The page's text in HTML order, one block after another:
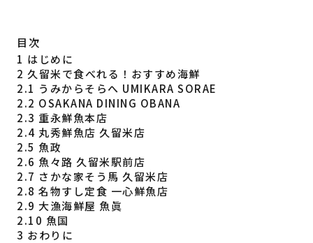
目次
1 はじめに
2 久留米で食べれる！おすすめ海鮮
2.1 うみからそらへ UMIKARA SORAE
2.2 OSAKANA DINING OBANA
2.3 重永鮮魚本店
2.4 丸秀鮮魚店 久留米店
2.5 魚政
2.6 魚々路 久留米駅前店
2.7 さかな家そう馬 久留米店
2.8 名物すし定食 一心鮮魚店
2.9 大漁海鮮屋 魚眞
2.10 魚国
3 おわりに